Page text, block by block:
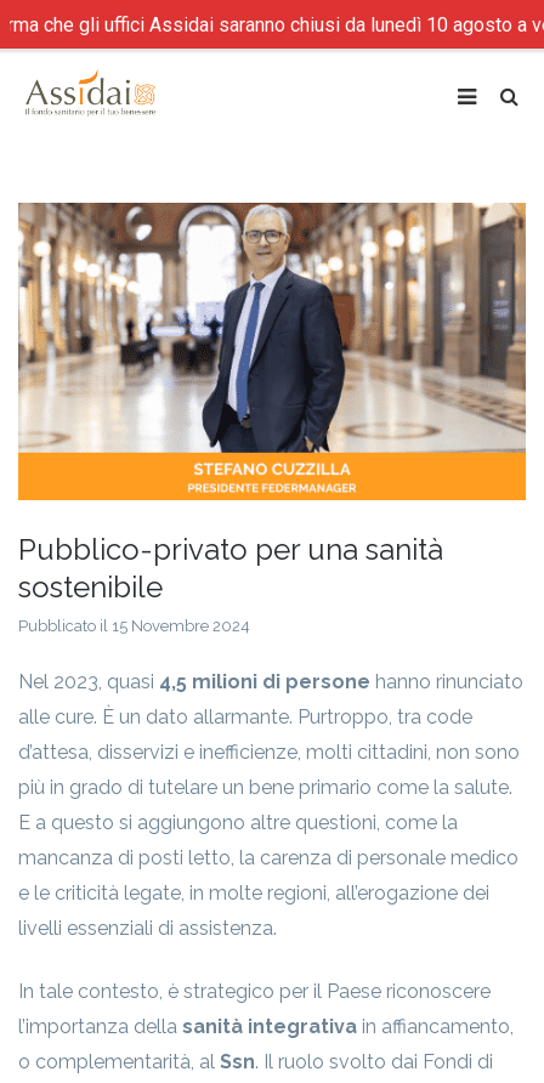
Pubblico-privato per una sanità
sostenibile
Pubblicato il 15 Novembre 2024
Nel 2023, quasi 4,5 milioni di persone hanno rinunciato
alle cure. È un dato allarmante. Purtroppo, tra code
d’attesa, disservizi e inefficienze, molti cittadini, non sono
più in grado di tutelare un bene primario come la salute.
E a questo si aggiungono altre questioni, come la
mancanza di posti letto, la carenza di personale medico
e le criticità legate, in molte regioni, all’erogazione dei
livelli essenziali di assistenza.
In tale contesto, è strategico per il Paese riconoscere
l’importanza della sanità integrativa in affiancamento,
o complementarità, al Ssn. Il ruolo svolto dai Fondi di
gli uffici Assidai saranno chiusi da lunedì 10 agosto a